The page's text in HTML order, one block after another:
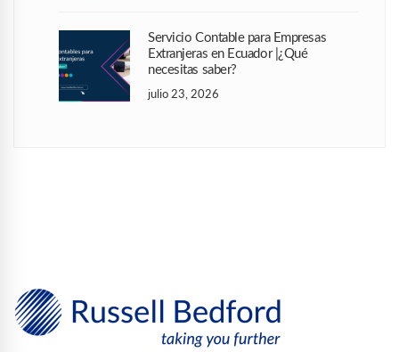
Servicio Contable para Empresas
Extranjeras en Ecuador |¿Qué
necesitas saber?
julio 23, 2026